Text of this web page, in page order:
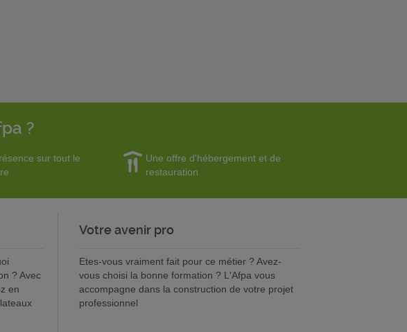
?
sur tout le
Une offre d'hébergement et de
restauration
? Avec
en
Votre avenir pro
Etes-vous vraiment fait pour ce métier ? Avez-
vous choisi la bonne formation ? L'Afpa vous
accompagne dans la construction de votre projet
professionnel